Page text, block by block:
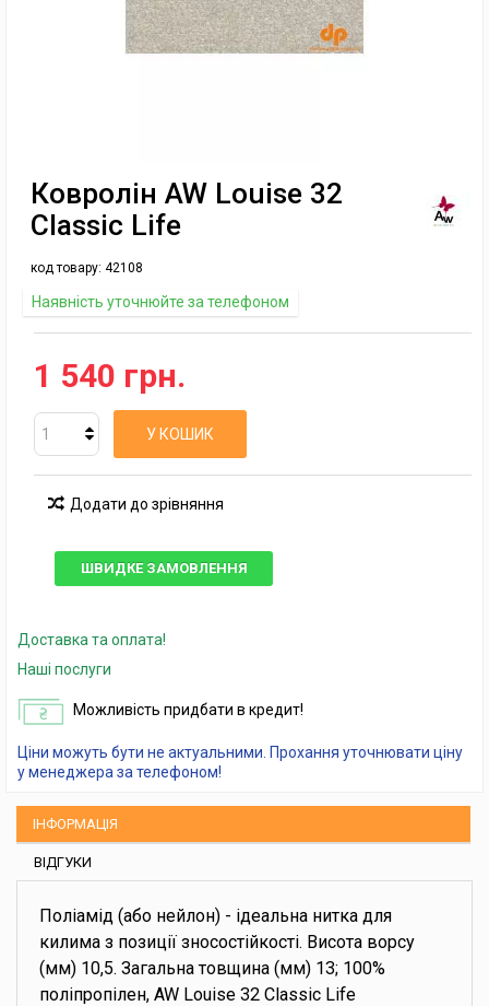
Ковролін AW Louise 32
Classic Life
код товару: 42108
Наявність уточнюйте за телефоном
1 540 грн.
У КОШИК
Додати до зрівняння
ШВИДКЕ ЗАМОВЛЕННЯ
Доставка та оплата!
Наші послуги
Можливість придбати в кредит!
Ціни можуть бути не актуальними. Прохання уточнювати ціну
у менеджера за телефоном!
ІНФОРМАЦІЯ
ВІДГУКИ
Поліамід (або нейлон) - ідеальна нитка для
килима з позиції зносостійкості. Висота ворсу
(мм) 10,5. Загальна товщина (мм) 13; 100%
поліпропілен, AW Louise 32 Classic Life